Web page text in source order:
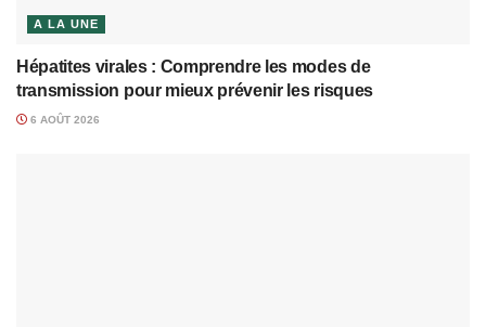
A LA UNE
Hépatites virales : Comprendre les modes de
transmission pour mieux prévenir les risques
6 AOÛT 2026